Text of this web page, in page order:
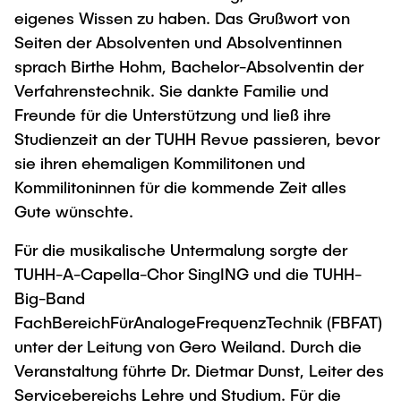
eigenes Wissen zu haben. Das Grußwort von
Seiten der Absolventen und Absolventinnen
sprach Birthe Hohm, Bachelor-Absolventin der
Verfahrenstechnik. Sie dankte Familie und
Freunde für die Unterstützung und ließ ihre
Studienzeit an der TUHH Revue passieren, bevor
sie ihren ehemaligen Kommilitonen und
Kommilitoninnen für die kommende Zeit alles
Gute wünschte.
Für die musikalische Untermalung sorgte der
TUHH-A-Capella-Chor SingING und die TUHH-
Big-Band
FachBereichFürAnalogeFrequenzTechnik (FBFAT)
unter der Leitung von Gero Weiland. Durch die
Veranstaltung führte Dr. Dietmar Dunst, Leiter des
Servicebereichs Lehre und Studium. Für die